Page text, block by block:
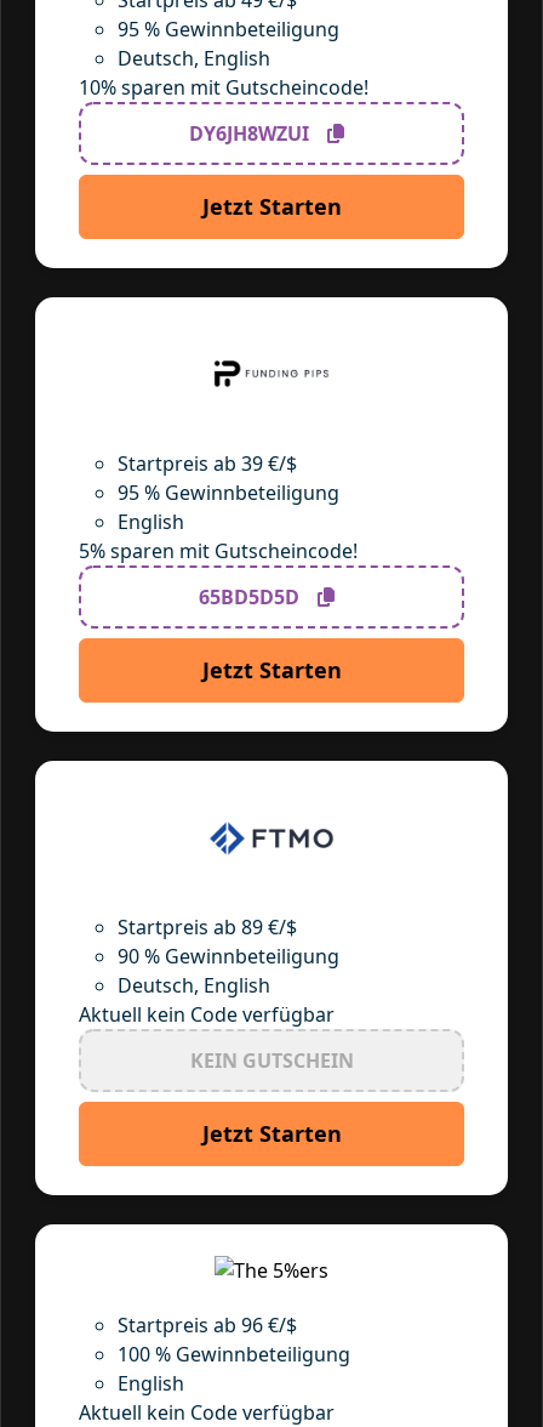
95 % Gewinnbeteiligung
Deutsch, English
10% sparen mit Gutscheincode!
DY6JH8WZUI
Jetzt Starten
Startpreis ab 39 €/$
95 % Gewinnbeteiligung
English
5% sparen mit Gutscheincode!
65BD5D5D
Jetzt Starten
Startpreis ab 89 €/$
90 % Gewinnbeteiligung
Deutsch, English
Aktuell kein Code verfügbar
KEIN GUTSCHEIN
Jetzt Starten
Startpreis ab 96 €/$
100 % Gewinnbeteiligung
English
Aktuell kein Code verfügbar